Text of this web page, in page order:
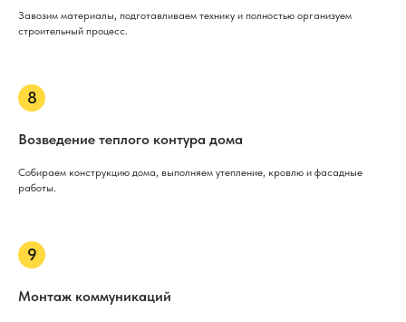
Завозим материалы, подготавливаем технику и полностью организуем
строительный процесс.
Возведение теплого контура дома
Собираем конструкцию дома, выполняем утепление, кровлю и фасадные
работы.
Монтаж коммуникаций